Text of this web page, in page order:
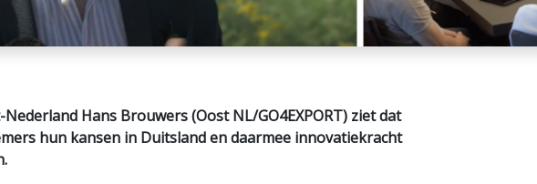
Hans Brouwers (Oost NL/GO4EXPORT) ziet dat
hun kansen in Duitsland en daarmee innovatiekracht